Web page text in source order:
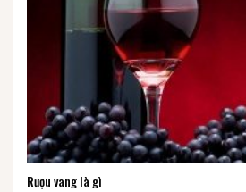
Rượu vang là gì